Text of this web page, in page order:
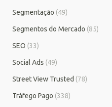
Segmentação (49)
Segmentos do Mercado (85)
SEO (33)
Social Ads (49)
Street View Trusted (78)
Tráfego Pago (338)